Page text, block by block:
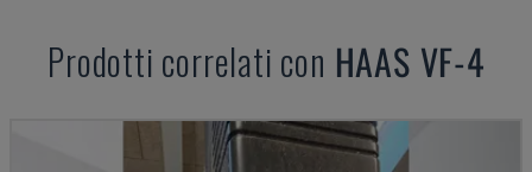
Prodotti correlati con HAAS VF-4